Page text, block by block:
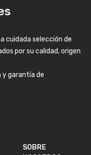
cuidada selección de
por su calidad, origen
y garantía de
SOBRE